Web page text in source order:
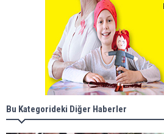
Bu Kategorideki Diğer Haberler